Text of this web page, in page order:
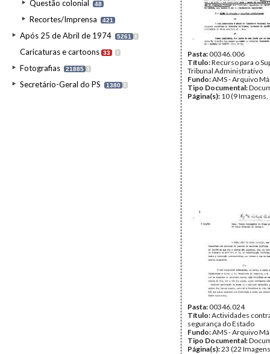
Questão colonial 48
Recortes/Imprensa 421
Após 25 de Abril de 1974 5261 I
Caricaturas e cartoons 33 I
Fotografias 21885 I
Secretário-Geral do PS 1380 I
Pasta:00346.006
Título:Recurso para o
Tribunal Administrativo
Fundo:AMS - Arquivo
Tipo Documental:
Página(s): 10 (9 Imagens,
Pasta:00346.024
Título:Actividades
segurança do Estado
Fundo:AMS - Arquivo
Tipo Documental:
Página(s):23 (22